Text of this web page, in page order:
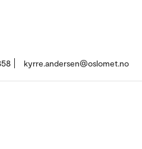
kyrre.andersen@oslomet.no